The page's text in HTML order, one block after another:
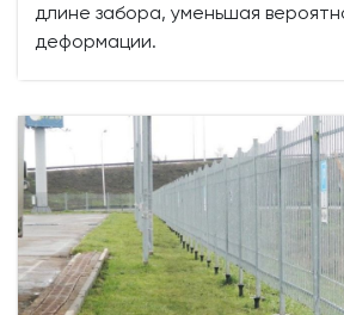
длине забора, уменьшая
деформации.